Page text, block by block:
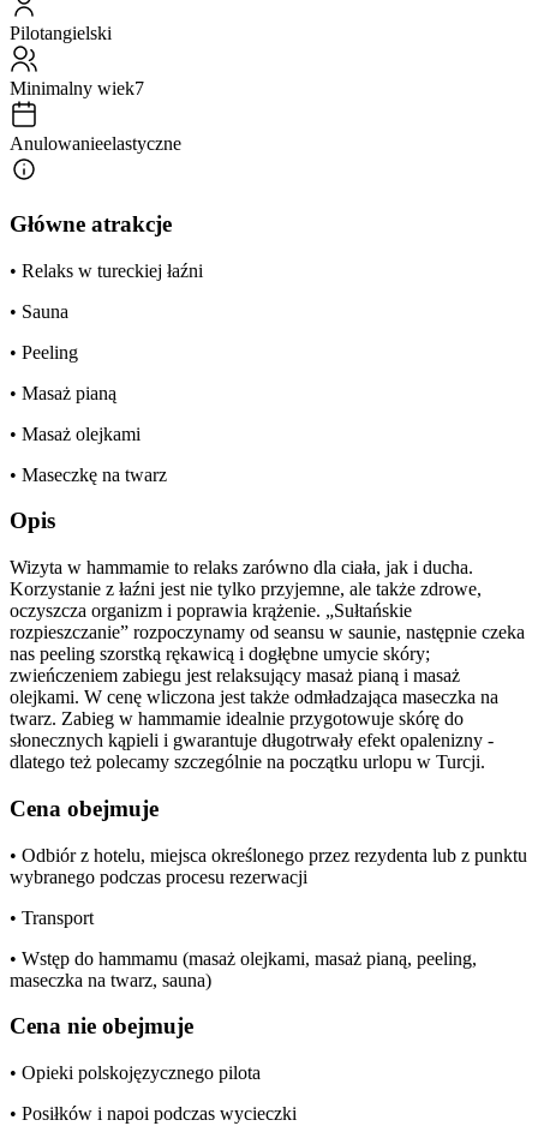
Pilotangielski
Minimalny wiek7
Anulowanieelastyczne
Główne atrakcje
• Relaks w tureckiej łaźni
• Sauna
• Peeling
• Masaż pianą
• Masaż olejkami
• Maseczkę na twarz
Opis
Wizyta w hammamie to relaks zarówno dla ciała, jak i ducha.
Korzystanie z łaźni jest nie tylko przyjemne, ale także zdrowe,
oczyszcza organizm i poprawia krążenie. „Sułtańskie
rozpieszczanie” rozpoczynamy od seansu w saunie, następnie czeka
nas peeling szorstką rękawicą i dogłębne umycie skóry;
zwieńczeniem zabiegu jest relaksujący masaż pianą i masaż
olejkami. W cenę wliczona jest także odmładzająca maseczka na
twarz. Zabieg w hammamie idealnie przygotowuje skórę do
słonecznych kąpieli i gwarantuje długotrwały efekt opalenizny -
dlatego też polecamy szczególnie na początku urlopu w Turcji.
Cena obejmuje
• Odbiór z hotelu, miejsca określonego przez rezydenta lub z punktu
wybranego podczas procesu rezerwacji
• Transport
• Wstęp do hammamu (masaż olejkami, masaż pianą, peeling,
maseczka na twarz, sauna)
Cena nie obejmuje
• Opieki polskojęzycznego pilota
• Posiłków i napoi podczas wycieczki